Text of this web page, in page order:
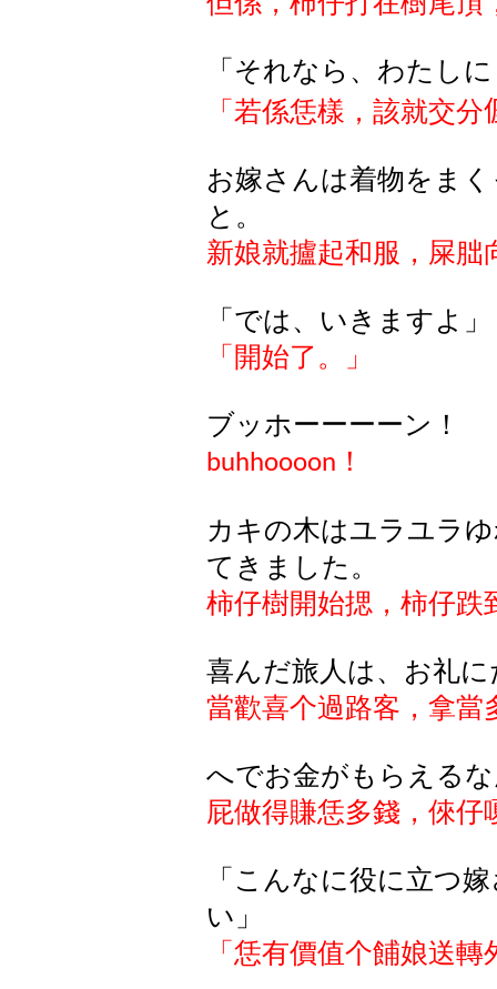
「それなら、わたし
「若係恁樣，該就交分
お嫁さんは着物をま
と 。
新娘就攎起和服，屎朏
「では、いきますよ」
「開始了。」
ブッホーーーーン！
buhhoooon ！
カキの木はユラユラ
てきました。
柿仔樹開始揌 ，柿仔
喜んだ旅人 は、 お礼に
當歡喜个過路客，拿當
へでお金がもらえる
屁做得賺恁多錢，倈仔
「こんなに役に立つ
い」
「恁有價值个餔娘送